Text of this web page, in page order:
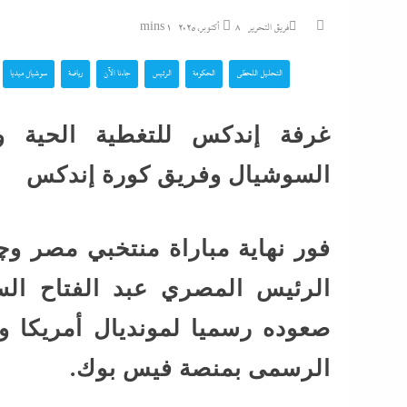
و7 مديرى إدارات: تفاصيل...
فوق القانون والأزمة أكبر...
مع ترقب حركة
بالداخلية: الرئيس
الوزير محمود...
فريق التحرير 8 أكتوبر، 2025 1 mins
التحليل اللحظي الحكومة الرئيس جاءنا الآن رياضة سوشيال ميديا
غرفة إندكس للتغطية
السوشيال وفريق كورة إندكس
فور نهاية مباراة منتخبي مصر
الرئيس المصري عبد الفتاح
صعوده رسميا لمونديال
الرسمى بمنصة فيس بوك.